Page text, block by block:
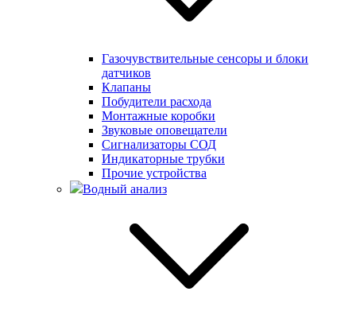
Газочувствительные сенсоры и блоки
датчиков
Клапаны
Побудители расхода
Монтажные коробки
Звуковые оповещатели
Сигнализаторы СОД
Индикаторные трубки
Прочие устройства
Водный анализ